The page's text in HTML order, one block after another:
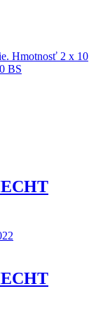
Hmotnosť 2 x 10
BS